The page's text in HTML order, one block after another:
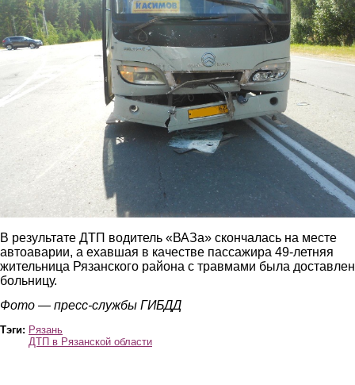
В результате ДТП водитель «ВАЗа» скончалась на месте
автоаварии, а ехавшая в качестве пассажира 49-летняя
жительница Рязанского района с травмами была
больницу.
Фото — пресс-службы ГИБДД
Тэги: Рязань
ДТП в Рязанской области